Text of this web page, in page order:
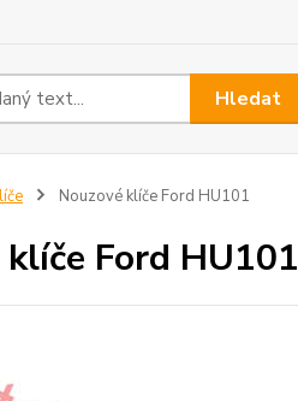
Hledat
Nouzové klíče Ford HU101
Ford HU101